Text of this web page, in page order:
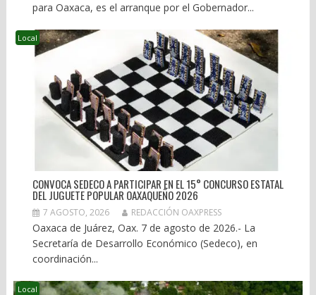
para Oaxaca, es el arranque por el Gobernador...
Local
CONVOCA SEDECO A PARTICIPAR EN EL 15° CONCURSO ESTATAL
DEL JUGUETE POPULAR OAXAQUEÑO 2026
7 AGOSTO, 2026 REDACCIÓN OAXPRESS
Oaxaca de Juárez, Oax. 7 de agosto de 2026.- La
Secretaría de Desarrollo Económico (Sedeco), en
coordinación...
Local